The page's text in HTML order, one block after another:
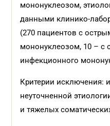
мононуклеозом,
данными клинико-
(270 пациентов с
мононуклеозом, 10 – с
инфекционного
Критерии исключения:
неуточненной
и тяжелых